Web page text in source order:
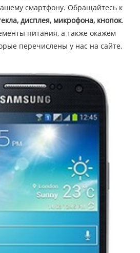
смартфону. Обращайтесь к
дисплея, микрофона, кнопок.
питания, а также окажем
перечислены у нас на сайте.